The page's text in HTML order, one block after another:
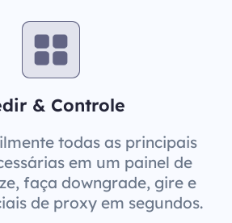
& Controle
todas as principais
em um painel de
faça downgrade, gire e
de proxy em segundos.